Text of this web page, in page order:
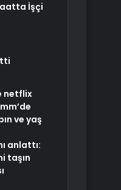
İşçi
netflix
ve yaş
anlattı:
taşın